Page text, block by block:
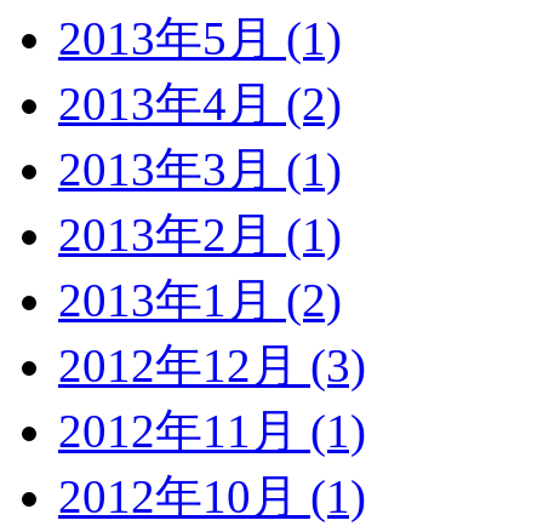
2013年5月 (1)
2013年4月 (2)
2013年3月 (1)
2013年2月 (1)
2013年1月 (2)
2012年12月 (3)
2012年11月 (1)
2012年10月 (1)